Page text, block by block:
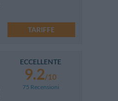
TARIFFE
ECCELLENTE
9.2/10
75 Recensioni